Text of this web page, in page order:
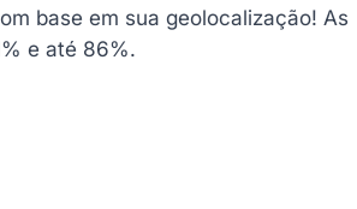
base em sua geolocalização! As
e até 86%.